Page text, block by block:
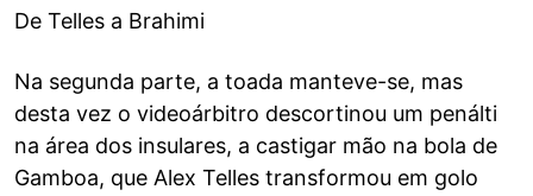
De Telles a Brahimi
Na segunda parte, a toada manteve-se, mas
desta vez o videoárbitro descortinou um penálti
na área dos insulares, a castigar mão na bola de
Gamboa, que Alex Telles transformou em golo